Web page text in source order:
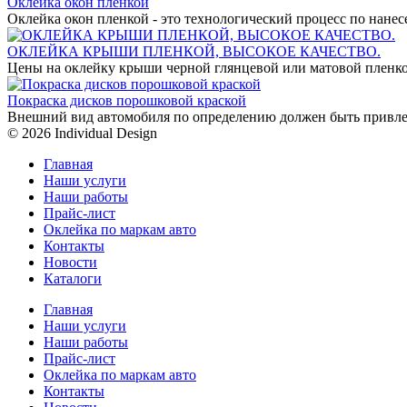
Оклейка окон пленкой - это технологический процесс по
ОКЛЕЙКА КРЫШИ ПЛЕНКОЙ, ВЫСОКОЕ КАЧЕСТВО.
Цены на оклейку крыши черной глянцевой или матовой
Покраска дисков порошковой краской
Внешний вид автомобиля по определению должен быть
© 2026 Individual Design
Главная
Наши услуги
Наши работы
Прайс-лист
Оклейка по маркам авто
Контакты
Новости
Каталоги
Главная
Наши услуги
Наши работы
Прайс-лист
Оклейка по маркам авто
Контакты